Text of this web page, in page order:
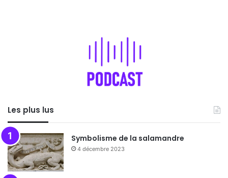
Les plus lus
Symbolisme de la salamandre
4 décembre 2023